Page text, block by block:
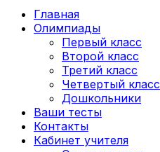
Главная
Олимпиады
Первый класс
Второй класс
Третий класс
Четвертый класс
Дошкольники
Ваши тесты
Контакты
Кабинет учителя